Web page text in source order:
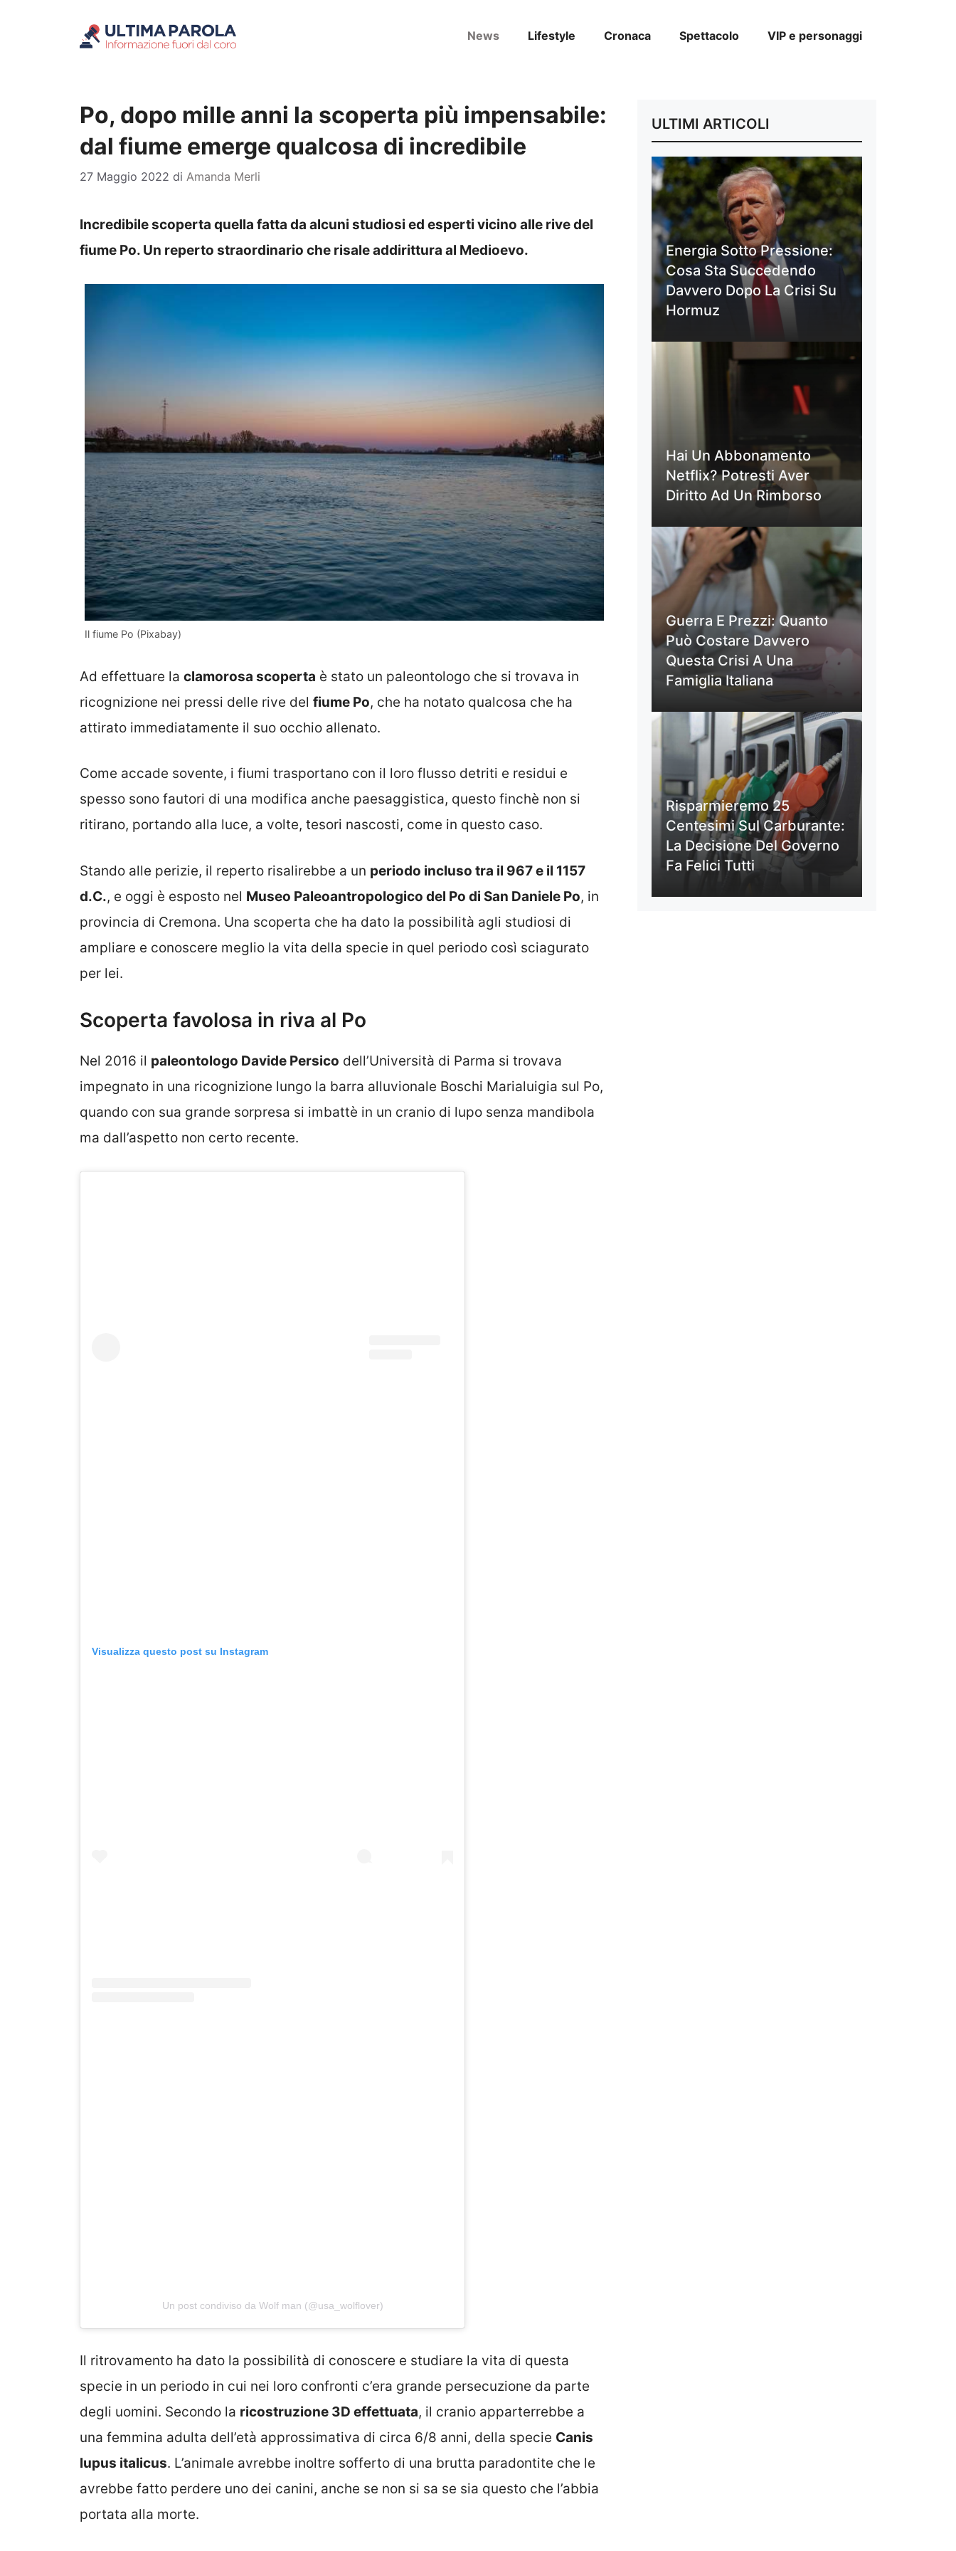
News Lifestyle Cronaca Spettacolo VIP e personaggi
Po, dopo mille anni la scoperta più impensabile:
dal fiume emerge qualcosa di incredibile
27 Maggio 2022 di Amanda Merli
Incredibile scoperta quella fatta da alcuni studiosi ed esperti vicino alle rive del
fiume Po. Un reperto straordinario che risale addirittura al Medioevo.
Il fiume Po (Pixabay)
Ad effettuare la clamorosa scoperta è stato un paleontologo che si trovava in
ricognizione nei pressi delle rive del fiume Po, che ha notato qualcosa che ha
attirato immediatamente il suo occhio allenato.
Come accade sovente, i fiumi trasportano con il loro flusso detriti e residui e
spesso sono fautori di una modifica anche paesaggistica, questo finchè non si
ritirano, portando alla luce, a volte, tesori nascosti, come in questo caso.
Stando alle perizie, il reperto risalirebbe a un periodo incluso tra il 967 e il 1157
d.C., e oggi è esposto nel Museo Paleoantropologico del Po di San Daniele Po, in
provincia di Cremona. Una scoperta che ha dato la possibilità agli studiosi di
ampliare e conoscere meglio la vita della specie in quel periodo così sciagurato
per lei.
Scoperta favolosa in riva al Po
Nel 2016 il paleontologo Davide Persico dell’Università di Parma si trovava
impegnato in una ricognizione lungo la barra alluvionale Boschi Marialuigia sul Po,
quando con sua grande sorpresa si imbattè in un cranio di lupo senza mandibola
ma dall’aspetto non certo recente.
Visualizza questo post su Instagram
Un post condiviso da Wolf man (@usa_wolflover)
Il ritrovamento ha dato la possibilità di conoscere e studiare la vita di questa
specie in un periodo in cui nei loro confronti c’era grande persecuzione da parte
degli uomini. Secondo la ricostruzione 3D effettuata, il cranio apparterrebbe a
una femmina adulta dell’età approssimativa di circa 6/8 anni, della specie Canis
lupus italicus. L’animale avrebbe inoltre sofferto di una brutta paradontite che le
avrebbe fatto perdere uno dei canini, anche se non si sa se sia questo che l’abbia
portata alla morte.
ULTIMI ARTICOLI
Energia Sotto Pressione:
Cosa Sta Succedendo
Davvero Dopo La Crisi Su
Hormuz
Hai Un Abbonamento
Netflix? Potresti Aver
Diritto Ad Un Rimborso
Guerra E Prezzi: Quanto
Può Costare Davvero
Questa Crisi A Una
Famiglia Italiana
Risparmieremo 25
Centesimi Sul Carburante:
La Decisione Del Governo
Fa Felici Tutti